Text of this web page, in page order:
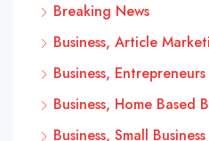
Breaking News
Business, Article
Business, Entrepreneurs
Business, Home Based
Business, Small Business